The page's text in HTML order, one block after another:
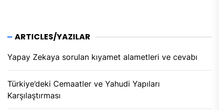
ARTICLES/YAZILAR
Yapay Zekaya sorulan kıyamet alametleri ve cevabı
Türkiye’deki Cemaatler ve Yahudi Yapıları
Karşılaştırması